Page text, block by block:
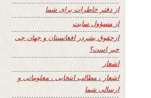
از دفتر خاطرات برای شما
از مسؤول سایت
ازحقوق بشردر افغانستان و جهان چی
خبر است؟
اشعار
اشعار ، مطالب انتخابی ، معلوماتی و
ارسالی شما